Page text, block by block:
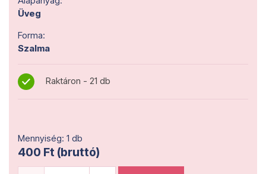
Üveg
Forma:
Szalma
Raktáron - 21 db
Mennyiség: 1 db
400 Ft (bruttó)